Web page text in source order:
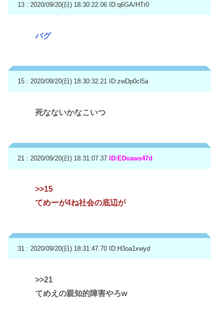
13 : 2020/09/20(日) 18:30:22.06 ID:q6GA/HTr0
バグ
15 : 2020/09/20(日) 18:30:32.21 ID:zwDp0cl5a
死なないかなこいつ
21 : 2020/09/20(日) 18:31:07.37 ID:EDoaws47d
>>15
てめーが4ね社会の底辺が
31 : 2020/09/20(日) 18:31:47.70 ID:H3oa1xwyd
>>21
てめえの親知的障害やろw